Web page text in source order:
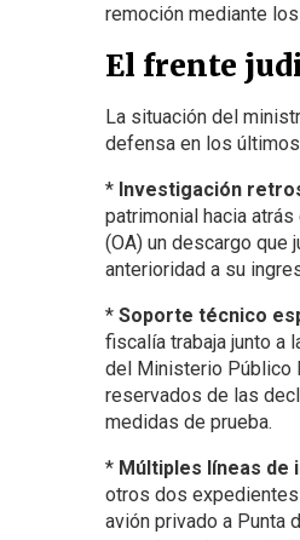
remoción mediante
El frente
La situación del
defensa en los
* Investigación
patrimonial hacia
(OA) un descargo
anterioridad a su
* Soporte técnico
fiscalía trabaja junto a
del Ministerio Público
reservados de las
medidas de prueba.
* Múltiples líneas de
otros dos
avión privado a Punta